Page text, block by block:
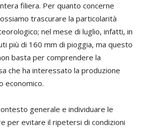
filiera. Per quanto concerne
trascurare la particolarità
nel mese di luglio, infatti, in
più di 160 mm di pioggia, ma questo
basta per comprendere la
che ha interessato la produzione
economico.
generale e individuare le
per evitare il ripetersi di condizioni